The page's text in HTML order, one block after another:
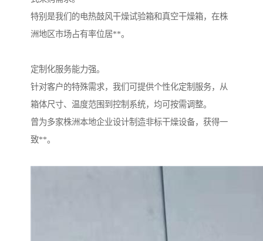
特别是我们的电热鼓风干燥试验箱和真空干燥箱，在株
洲地区市场占有率位居**。
定制化服务能力强。
针对客户的特殊需求，我们可提供个性化定制服务，从
箱体尺寸、温度范围到控制系统，均可按需调整。
曾为多家株洲本地企业设计制造非标干燥设备，获得一
致**。